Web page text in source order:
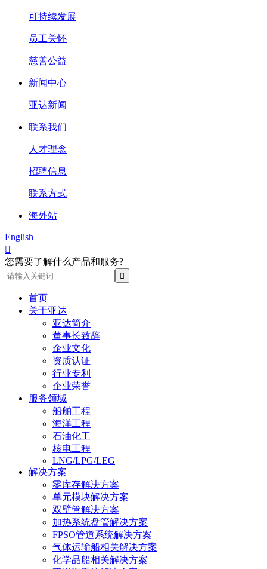
可持续发展
员工关怀
慈善公益
新闻中心
亚达新闻
联系我们
人才理念
招聘信息
联系方式
海外站
English

您需要了解什么产品和服务?
首页
关于亚达
亚达简介
董事长致辞
企业文化
资质认证
行业专利
企业荣誉
服务领域
船舶工程
海洋工程
石油化工
核电工程
LNG/LPG/LEG
解决方案
零库存解决方案
单元模块解决方案
双壁管解决方案
加热系统盘管解决方案
FPSO管道系统解决方案
气体运输船相关解决方案
化学品船相关解决方案